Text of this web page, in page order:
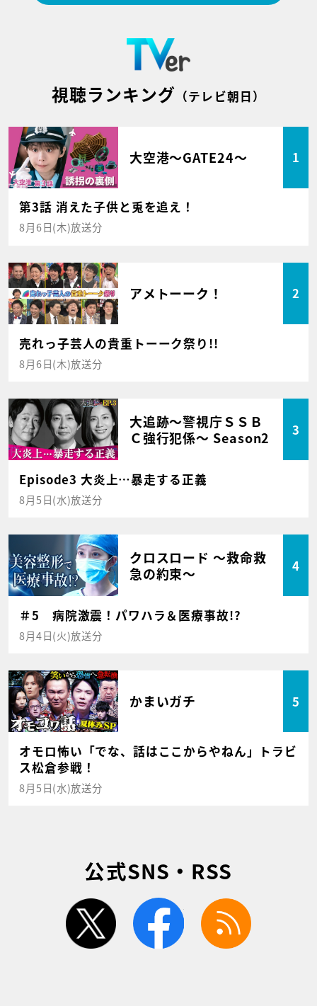
視聴ランキング （テレビ朝日）
大空港～GATE24～ 1
第3話 消えた子供と兎を追え！
8月6日(木)放送分
アメトーーク！ 2
売れっ子芸人の貴重トーーク祭り!!
8月6日(木)放送分
大追跡～警視庁ＳＳＢ
Ｃ強行犯係～ Season2
3
Episode3 大炎上…暴走する正義
8月5日(水)放送分
クロスロード ～救命救
急の約束～
4
＃5 病院激震！パワハラ＆医療事故!?
8月4日(火)放送分
かまいガチ 5
オモロ怖い「でな、話はここからやねん」トラビ
ス松倉参戦！
8月5日(水)放送分
公式SNS・RSS
twitter facebook